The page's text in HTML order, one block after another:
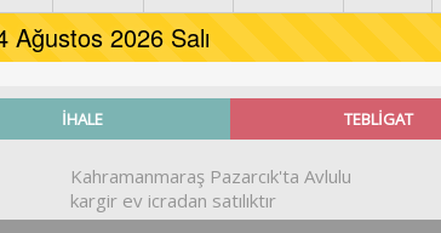
Ağustos 2026 Salı